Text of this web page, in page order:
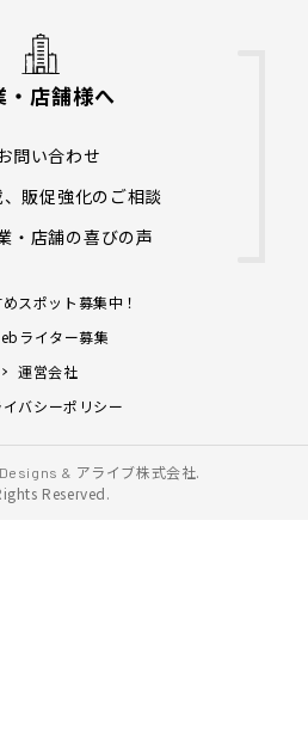
・店舗様へ
問い合わせ
販促強化のご相談
・店舗の喜びの声
スポット募集中！
ライター募集
運営会社
イバシーポリシー
& アライブ株式会社.
Reserved.